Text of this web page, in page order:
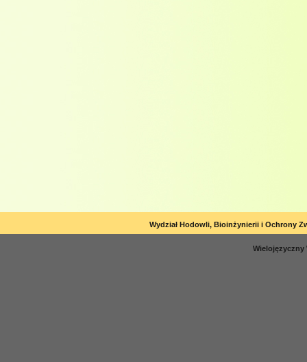
Wydział Hodowli, Bioinżynierii i Ochrony
Wielojęzyczny